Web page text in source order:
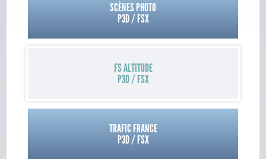
SCÈNES PHOTO
P3D / FSX
FS ALTITUDE
P3D / FSX
TRAFIC FRANCE
P3D / FSX